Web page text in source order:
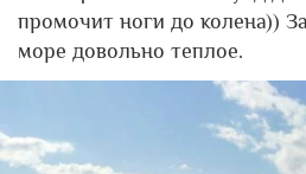
промочит ноги до колена))
море довольно теплое.